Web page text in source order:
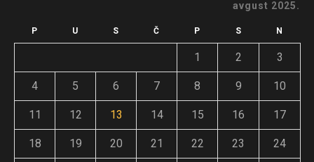
avgust 2025.
P U S Č P S N
1 2 3
4 5 6 7 8 9 10
11 12 13 14 15 16 17
18 19 20 21 22 23 24